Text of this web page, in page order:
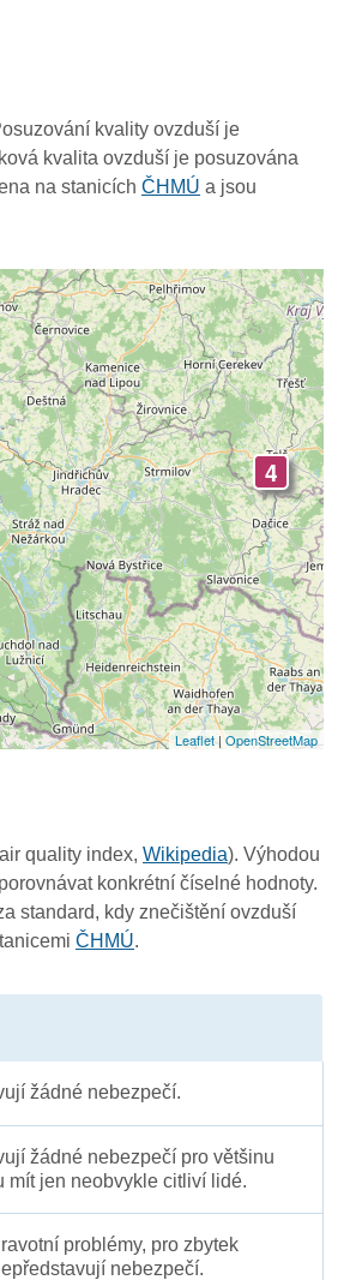
kvality ovzduší je
kvalita ovzduší je posuzována
na stanicíchČHMÚ a jsou
4
4
Leaflet|OpenStreetMap
quality index,Wikipedia). Výhodou
konkrétní číselné hodnoty.
standard, kdy znečištění ovzduší
ČHMÚ.
žádné nebezpečí.
žádné nebezpečí pro většinu
mít jen neobvykle citliví lidé.
problémy, pro zbytek
nebezpečí.